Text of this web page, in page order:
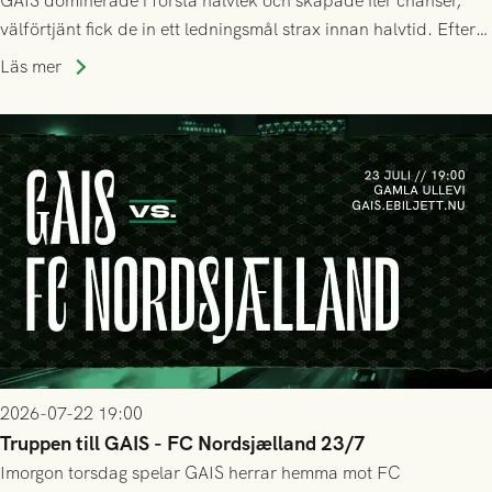
välförtjänt fick de in ett ledningsmål strax innan halvtid. Efter
halvtidsvilan sjönk tempot när Nordsjälland tilläts ha mer av
seger! Matchfoto: Mikael Josefsson & Lasse Ekström
Läs mer
2026-07-22 19:00
Truppen till GAIS - FC Nordsjælland 23/7
Imorgon torsdag spelar GAIS herrar hemma mot FC